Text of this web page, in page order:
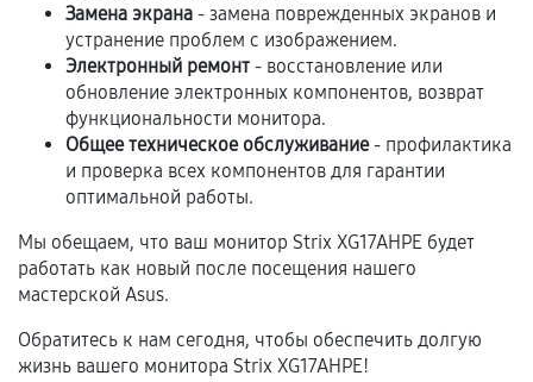
Если комплектующие куплены
самостоятельно
Гарантия на выполненные работы может
сохраняться полностью или частично, если
соблюдены следующие условия:
Предоставленные детали подходят по
техническим параметрам и не имеют внешних
дефектов.
Установка была выполнена нашим сервисным
При этом гарантия на сами комплектующие
остается на стороне производителя или
Замена экрана - замена поврежденных экранов и
устранение проблем с изображением.
Электронный ремонт - восстановление или
обновление электронных компонентов, возврат
функциональности монитора.
Общее техническое обслуживание- профилактика
и проверка всех компонентов для гарантии
оптимальной работы.
Мы обещаем, что ваш монитор Strix XG17AHPE будет
работать как новый после посещения нашего
мастерской Asus.
Обратитесь к нам сегодня, чтобы обеспечить долгую
жизнь вашего монитора Strix XG17AHPE!